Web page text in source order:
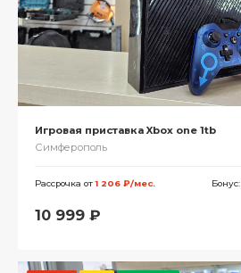
Игровая приставка Xbox one 1tb
Симферополь
Рассрочка от1 206 ₽/мес. Бонус:
10 999 ₽